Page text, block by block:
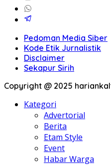
Pedoman Media Siber
Kode Etik Jurnalistik
Disclaimer
Sekapur Sirih
Copyright @ 2025
Kategori
Advertorial
Berita
Etam Style
Event
Habar Warga